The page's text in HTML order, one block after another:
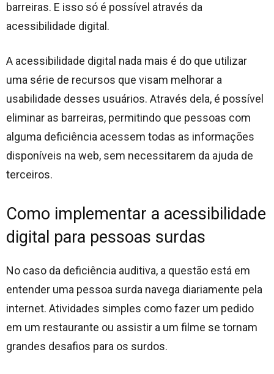
barreiras. E isso só é possível através da
acessibilidade digital.
A acessibilidade digital nada mais é do que utilizar
uma série de recursos que visam melhorar a
usabilidade desses usuários. Através dela, é possível
eliminar as barreiras, permitindo que pessoas com
alguma deficiência acessem todas as informações
disponíveis na web, sem necessitarem da ajuda de
terceiros.
Como implementar a acessibilidade
digital para pessoas surdas
No caso da deficiência auditiva, a questão está em
entender uma pessoa surda navega diariamente pela
internet. Atividades simples como fazer um pedido
em um restaurante ou assistir a um filme se tornam
grandes desafios para os surdos.